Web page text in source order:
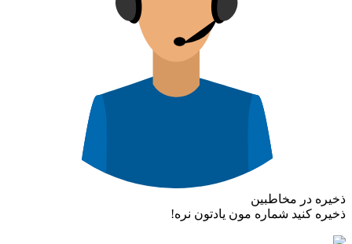
ذخیره در مخاطبین
ذخیره کنید شماره مون یادتون نره!